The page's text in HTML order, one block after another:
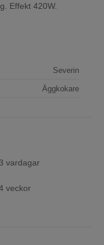
Effekt 420W.
Severin
Äggkokare
vardagar
veckor